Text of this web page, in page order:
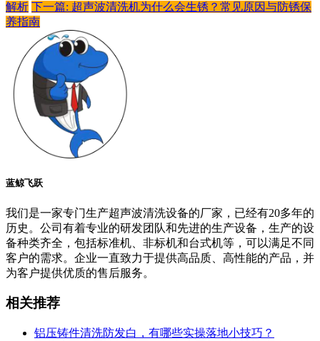
解析 下一篇: 超声波清洗机为什么会生锈？常见原因与防锈保
养指南
蓝鲸飞跃
我们是一家专门生产超声波清洗设备的厂家，已经有20多年的
历史。公司有着专业的研发团队和先进的生产设备，生产的设
备种类齐全，包括标准机、非标机和台式机等，可以满足不同
客户的需求。企业一直致力于提供高品质、高性能的产品，并
为客户提供优质的售后服务。
相关推荐
铝压铸件清洗防发白，有哪些实操落地小技巧？